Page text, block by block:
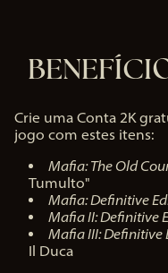
Crie uma Conta 2K
jogo com estes itens:
Mafia: The Old
Tumulto"
Mafia: Definitive
Mafia II: Definitive
Mafia III: Definitive
Il Duca